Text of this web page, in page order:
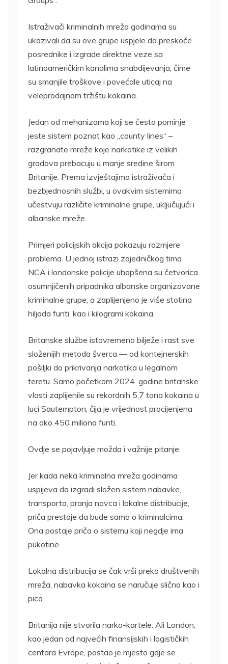
Istraživači kriminalnih mreža godinama su
ukazivali da su ove grupe uspjele da preskoče
posrednike i izgrade direktne veze sa
latinoameričkim kanalima snabdijevanja, čime
su smanjile troškove i povećale uticaj na
veleprodajnom tržištu kokaina.
Jedan od mehanizama koji se često pominje
jeste sistem poznat kao „county lines“ –
razgranate mreže koje narkotike iz velikih
gradova prebacuju u manje sredine širom
Britanije. Prema izvještajima istraživača i
bezbjednosnih službi, u ovakvim sistemima
učestvuju različite kriminalne grupe, uključujući i
albanske mreže.
Primjeri policijskih akcija pokazuju razmjere
problema. U jednoj istrazi zajedničkog tima
NCA i londonske policije uhapšena su četvorica
osumnjičenih pripadnika albanske organizovane
kriminalne grupe, a zaplijenjeno je više stotina
hiljada funti, kao i kilogrami kokaina.
Britanske službe istovremeno bilježe i rast sve
složenijih metoda šverca — od kontejnerskih
pošiljki do prikrivanja narkotika u legalnom
teretu. Samo početkom 2024. godine britanske
vlasti zaplijenile su rekordnih 5,7 tona kokaina u
luci Sautempton, čija je vrijednost procijenjena
na oko 450 miliona funti.
Ovdje se pojavljuje možda i važnije pitanje.
Jer kada neka kriminalna mreža godinama
uspijeva da izgradi složen sistem nabavke,
transporta, pranja novca i lokalne distribucije,
priča prestaje da bude samo o kriminalcima.
Ona postaje priča o sistemu koji negdje ima
pukotine.
Lokalna distribucija se čak vrši preko društvenih
mreža, nabavka kokaina se naručuje slično kao i
pica.
Britanija nije stvorila narko-kartele. Ali London,
kao jedan od najvećih finansijskih i logističkih
centara Evrope, postao je mjesto gdje se